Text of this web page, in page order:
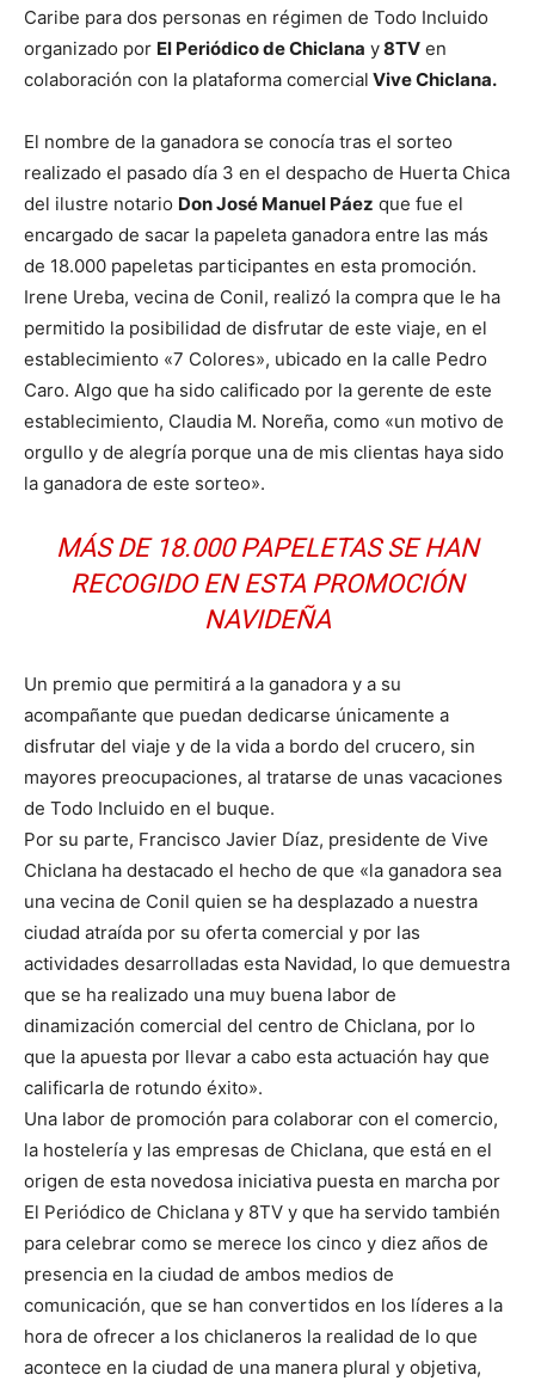
Caribe para dos personas en régimen de Todo Incluido
organizado por El Periódico de Chiclana y8TV en
colaboración con la plataforma comercial Vive Chiclana.
El nombre de la ganadora se conocía tras el sorteo
realizado el pasado día 3 en el despacho de Huerta Chica
del ilustre notario Don José Manuel Páez que fue el
encargado de sacar la papeleta ganadora entre las más
de 18.000 papeletas participantes en esta promoción.
Irene Ureba, vecina de Conil, realizó la compra que le ha
permitido la posibilidad de disfrutar de este viaje, en el
establecimiento «7 Colores», ubicado en la calle Pedro
Caro. Algo que ha sido calificado por la gerente de este
establecimiento, Claudia M. Noreña, como «un motivo de
orgullo y de alegría porque una de mis clientas haya sido
la ganadora de este sorteo».
MÁS DE 18.000 PAPELETAS SE HAN
RECOGIDO EN ESTA PROMOCIÓN
NAVIDEÑA
Un premio que permitirá a la ganadora y a su
acompañante que puedan dedicarse únicamente a
disfrutar del viaje y de la vida a bordo del crucero, sin
mayores preocupaciones, al tratarse de unas vacaciones
de Todo Incluido en el buque.
Por su parte, Francisco Javier Díaz, presidente de Vive
Chiclana ha destacado el hecho de que «la ganadora sea
una vecina de Conil quien se ha desplazado a nuestra
ciudad atraída por su oferta comercial y por las
actividades desarrolladas esta Navidad, lo que demuestra
que se ha realizado una muy buena labor de
dinamización comercial del centro de Chiclana, por lo
que la apuesta por llevar a cabo esta actuación hay que
calificarla de rotundo éxito».
Una labor de promoción para colaborar con el comercio,
la hostelería y las empresas de Chiclana, que está en el
origen de esta novedosa iniciativa puesta en marcha por
El Periódico de Chiclana y 8TV y que ha servido también
para celebrar como se merece los cinco y diez años de
presencia en la ciudad de ambos medios de
comunicación, que se han convertidos en los líderes a la
hora de ofrecer a los chiclaneros la realidad de lo que
acontece en la ciudad de una manera plural y objetiva,